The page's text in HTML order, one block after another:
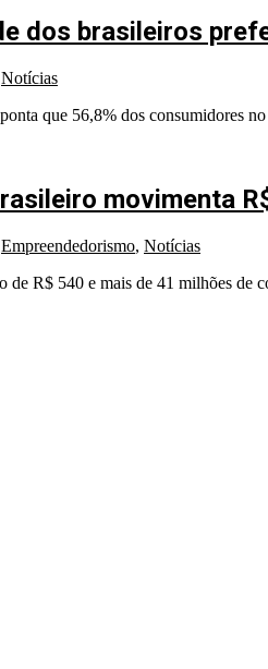
dos brasileiros
Notícias
que 56,8% dos consumidores
movimenta
Empreendedorismo, Notícias
de R$ 540 e mais de 41 milhões de